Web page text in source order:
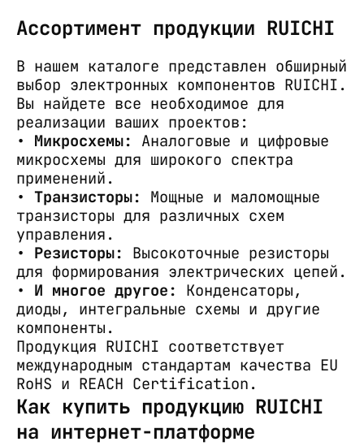
Ассортимент продукции RUICHI
В нашем каталоге представлен обширный
выбор электронных компонентов RUICHI.
Вы найдете все необходимое для
реализации ваших проектов:
• Микросхемы: Аналоговые и цифровые
микросхемы для широкого спектра
применений.
• Транзисторы: Мощные и маломощные
транзисторы для различных схем
управления.
• Резисторы: Высокоточные резисторы
для формирования электрических цепей.
• И многое другое: Конденсаторы,
диоды, интегральные схемы и другие
компоненты.
Продукция RUICHI соответствует
международным стандартам качества EU
RoHS и REACH Certification.
Как купить продукцию RUICHI
на интернет-платформе